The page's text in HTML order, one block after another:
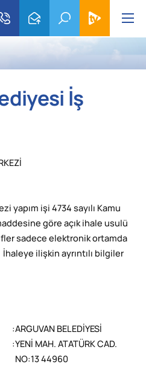
İş
yapım işi 4734 sayılı Kamu
göre açık ihale usulü
sadece elektronik ortamda
İhaleye ilişkin ayrıntılı bilgiler
:ARGUVAN BELEDİYESİ
: YENİ MAH. ATATÜRK CAD.
NO:13 44960